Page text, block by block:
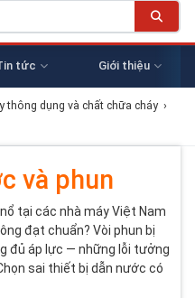
tức Giới thiệu
thông dụng và chất chữa cháy ›
và phun
tại các nhà máy Việt Nam
đạt chuẩn? Vòi phun bị
đủ áp lực — những lỗi tưởng
sai thiết bị dẫn nước có